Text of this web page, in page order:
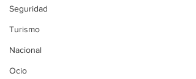
Seguridad
Turismo
Nacional
Ocio